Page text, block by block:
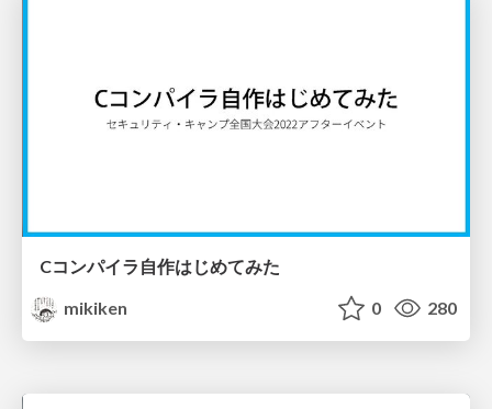
Cコンパイラ自作はじめてみた
mikiken
0 280